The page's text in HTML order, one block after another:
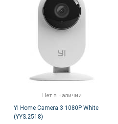
Нет в наличии
YI Home Camera 3 1080P White
(YYS.2518)